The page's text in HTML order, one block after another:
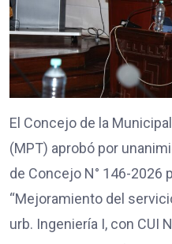
El Concejo de la
(MPT) aprobó por
de Concejo N° 146-2026
“Mejoramiento del
urb. Ingeniería I, con CUI